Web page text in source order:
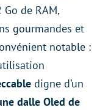
Go de RAM,
gourmandes et
notable :
digne d’un
dalle Oled de